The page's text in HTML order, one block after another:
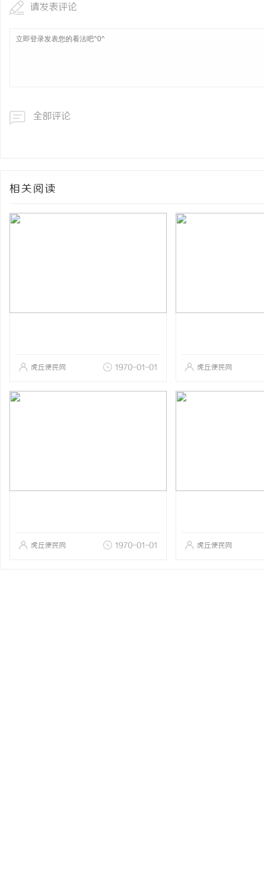
请发表评论
全部评论
相关阅读
虎丘便民网 1970-01-01 虎丘便民网
虎丘便民网 1970-01-01 虎丘便民网